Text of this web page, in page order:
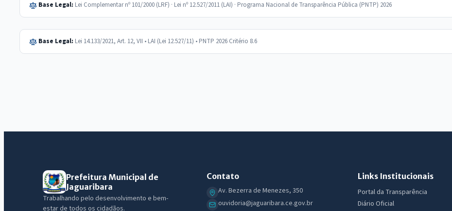
Base Legal: Lei Complementar nº 101/2000 (LRF) · Lei nº 12.527/2011 (LAI) · Programa Nacional de Transparência Pública (PNTP) 2026
Base Legal: Lei 14.133/2021, Art. 12, VII • LAI (Lei 12.527/11) • PNTP 2026 Critério 8.6
Prefeitura Municipal de
Jaguaribara
Trabalhando pelo desenvolvimento e bem-
estar de todos os cidadãos.
Contato
Av. Bezerra de Menezes, 350
ouvidoria@jaguaribara.ce.gov.br
Links Institucionais
Portal da Transparência
Diário Oficial